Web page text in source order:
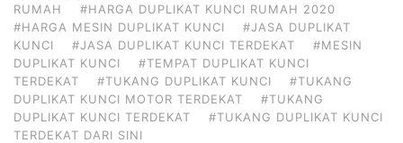
RUMAH
#HARGA DUPLIKAT KUNCI RUMAH 2020
#HARGA MESIN DUPLIKAT KUNCI
#JASA DUPLIKAT
KUNCI
#JASA DUPLIKAT KUNCI TERDEKAT
#MESIN
DUPLIKAT KUNCI
#TEMPAT DUPLIKAT KUNCI
TERDEKAT
#TUKANG DUPLIKAT KUNCI
#TUKANG
DUPLIKAT KUNCI MOTOR TERDEKAT
#TUKANG
DUPLIKAT KUNCI TERDEKAT
#TUKANG DUPLIKAT KUNCI
TERDEKAT DARI SINI